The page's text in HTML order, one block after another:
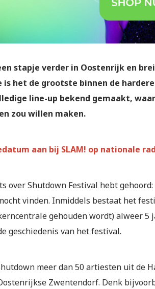
stapje verder in Oostenrijk en
het de grootste binnen de
line-up bekend gemaakt,
zou willen maken.
aan bij SLAM! op nationale
over Shutdown Festival hebt
vinden. Inmiddels bestaat het
gehouden wordt) alweer 5
geschiedenis van het festival.
meer dan 50 artiesten uit de
Zwentendorf. Denk